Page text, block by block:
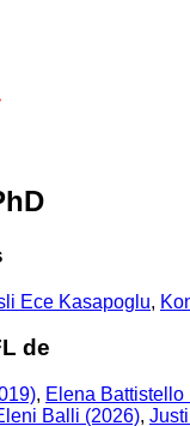
Ece Kasapoglu,
de
, Elena Battistello
Balli (2026),